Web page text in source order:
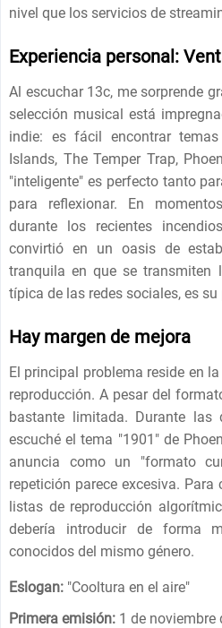
nivel que los servicios de
Experiencia personal:
Al escuchar 13c, me sorprende
selección musical está
indie: es fácil encontrar
Islands, The Temper Trap,
"inteligente" es perfecto tanto
para reflexionar. En
durante los recientes
convirtió en un oasis de
tranquila en que se transmiten
típica de las redes sociales, es
Hay margen de mejora
El principal problema reside en
reproducción. A pesar del
bastante limitada. Durante
escuché el tema "1901" de
anuncia como un "formato
repetición parece excesiva.
listas de reproducción
debería introducir de forma
conocidos del mismo género.
Eslogan: "Cooltura en el aire"
Primera emisión: 1 de noviembre